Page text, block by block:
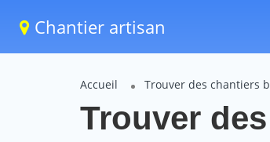
Chantier artisan
Accueil Trouver des chantiers
Trouver